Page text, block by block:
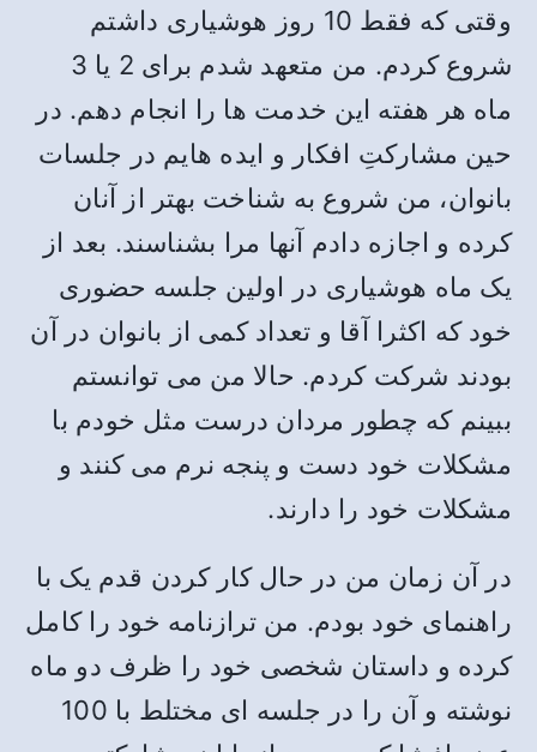
وقتی که فقط 10 روز هوشیاری داشتم
شروع کردم. من متعهد شدم برای 2 یا 3
ماه هر هفته این خدمت ها را انجام دهم. در
حین مشارکتِ افکار و ایده هایم در جلسات
بانوان، من شروع به شناخت بهتر از آنان
کرده و اجازه دادم آنها مرا بشناسند. بعد از
یک ماه هوشیاری در اولین جلسه حضوری
خود که اکثرا آقا و تعداد کمی از بانوان در آن
بودند شرکت کردم. حالا من می توانستم
ببینم که چطور مردان درست مثل خودم با
مشکلات خود دست و پنجه نرم می کنند و
مشکلات خود را دارند.
در آن زمان من در حال کار کردن قدم یک با
راهنمای خود بودم. من ترازنامه خود را کامل
کرده و داستان شخصی خود را ظرف دو ماه
نوشته و آن را در جلسه ای مختلط با 100